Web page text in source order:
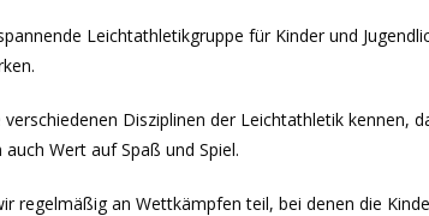
Leichtathletikgruppe für Kinder und
Disziplinen der Leichtathletik kennen,
Wert auf Spaß und Spiel.
regelmäßig an Wettkämpfen teil, bei denen die